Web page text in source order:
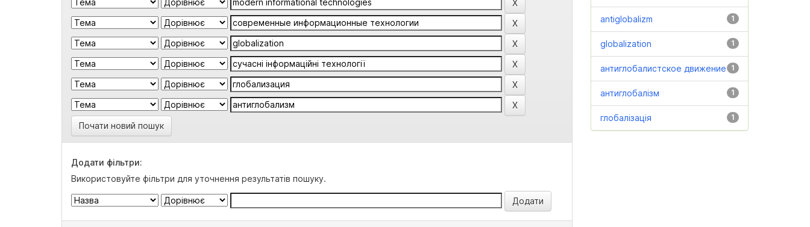
Почати новий пошук
Додати фільтри:
Використовуйте фільтри для уточнення результатів пошуку.
1
antiglobalizm
1
globalization
1
антиглобалистское движение
1
антиглобалізм
1
глобалізація